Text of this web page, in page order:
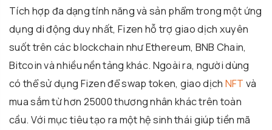
Tích hợp đa dạng tính năng và sản phẩm trong một ứng
dụng di động duy nhất, Fizen hỗ trợ giao dịch xuyên
suốt trên các blockchain như Ethereum, BNB Chain,
Bitcoin và nhiều nền tảng khác. Ngoài ra, người dùng
có thể sử dụng Fizen để swap token, giao dịch NFT và
mua sắm từ hơn 25000 thương nhân khác trên toàn
cầu. Với mục tiêu tạo ra một hệ sinh thái giúp tiền mã